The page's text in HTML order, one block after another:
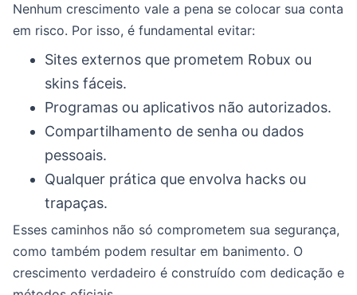
Nenhum crescimento vale a pena se colocar sua conta
em risco. Por isso, é fundamental evitar:
Sites externos que prometem Robux ou
skins fáceis.
Programas ou aplicativos não autorizados.
Compartilhamento de senha ou dados
pessoais.
Qualquer prática que envolva hacks ou
trapaças.
Esses caminhos não só comprometem sua segurança,
como também podem resultar em banimento. O
crescimento verdadeiro é construído com dedicação e